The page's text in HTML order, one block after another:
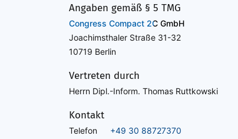
Angaben gemäß § 5 TMG
Congress Compact 2C GmbH
Joachimsthaler Straße 31-32
10719 Berlin
Vertreten durch
Herrn Dipl.-Inform. Thomas Ruttkowski
Kontakt
Telefon
+49 30 88727370